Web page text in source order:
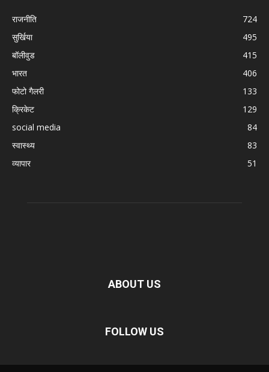
राजनीति
724
सुर्खिया
495
बॉलीवुड
415
भारत
406
फोटो गैलरी
133
क्रिकेट
129
social media
84
स्वास्थ्य
83
व्यापार
51
ABOUT US
FOLLOW US